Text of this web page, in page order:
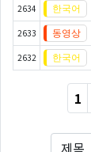
2634
2633
2632
1